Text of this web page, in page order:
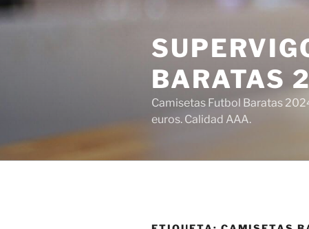
Saltar
al
BARATAS
Camisetas Futbol Baratas
euros. Calidad AAA.